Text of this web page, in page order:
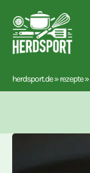
Inhalt
springen
herdsport.de»rezepte»